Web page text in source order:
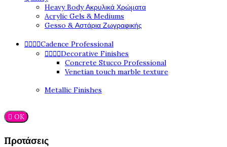
Heavy Body Ακρυλικά Χρώματα
Acrylic Gels & Mediums
Gesso & Αστάρια Ζωγραφικής
Cadence Professional
Decorative Finishes
Concrete Stucco Professional
Venetian touch marble texture
Metallic Finishes
 OK
Προτάσεις